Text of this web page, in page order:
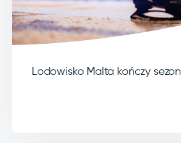
Lodowisko Malta kończy sezon